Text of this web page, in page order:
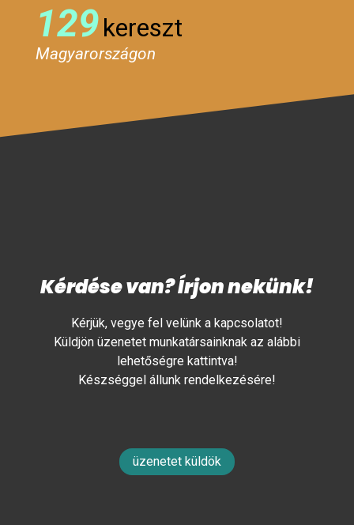
129kereszt
Magyarországon
Kérdése van? Írjon nekünk!
Kérjük, vegye fel velünk a kapcsolatot!
Küldjön üzenetet munkatársainknak az alábbi
lehetőségre kattintva!
Készséggel állunk rendelkezésére!
üzenetet küldök